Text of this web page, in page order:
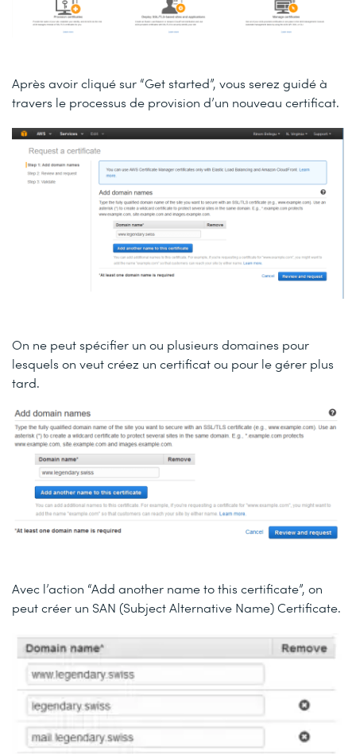
Après avoir cliqué sur “Get started”, vous serez guidé à
travers le processus de provision d’un nouveau certificat.
On ne peut spécifier un ou plusieurs domaines pour
lesquels on veut créez un certificat ou pour le gérer plus
tard.
Avec l’action “Add another name to this certificate”, on
peut créer un SAN (Subject Alternative Name) Certificate.